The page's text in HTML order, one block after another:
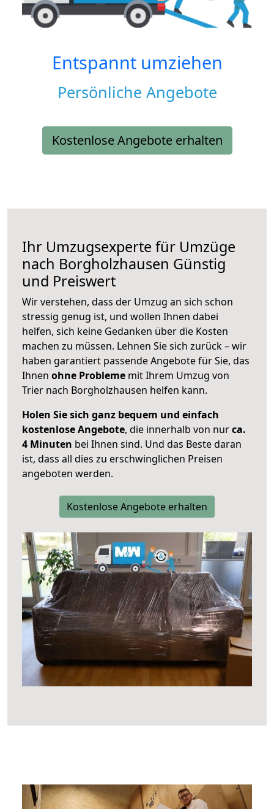
Entspannt umziehen
Persönliche Angebote
Kostenlose Angebote erhalten
Ihr Umzugsexperte für Umzüge
nach Borgholzhausen Günstig
und Preiswert
Wir verstehen, dass der Umzug an sich schon
stressig genug ist, und wollen Ihnen dabei
helfen, sich keine Gedanken über die Kosten
machen zu müssen. Lehnen Sie sich zurück – wir
haben garantiert passende Angebote für Sie, das
Ihnen ohne Probleme mit Ihrem Umzug von
Trier nach Borgholzhausen helfen kann.
Holen Sie sich ganz bequem und einfach
kostenlose Angebote, die innerhalb von nurca.
4 Minuten bei Ihnen sind. Und das Beste daran
ist, dass all dies zu erschwinglichen Preisen
angeboten werden.
Kostenlose Angebote erhalten